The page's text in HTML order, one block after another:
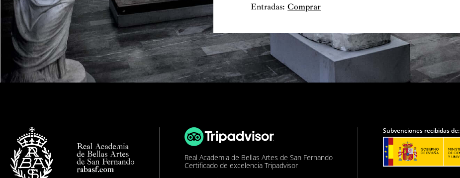
Entradas:Comprar
Real Academia de Bellas Artes de San Fernando
Certificado de excelencia Tripadvisor
Subvenciones recibidas de: